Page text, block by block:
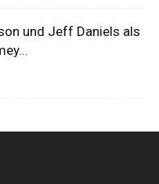
und Jeff Daniels als